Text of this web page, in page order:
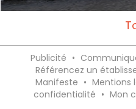
Publicité •
Référencez un
Manifeste • Mentions
confidentialité • Mon